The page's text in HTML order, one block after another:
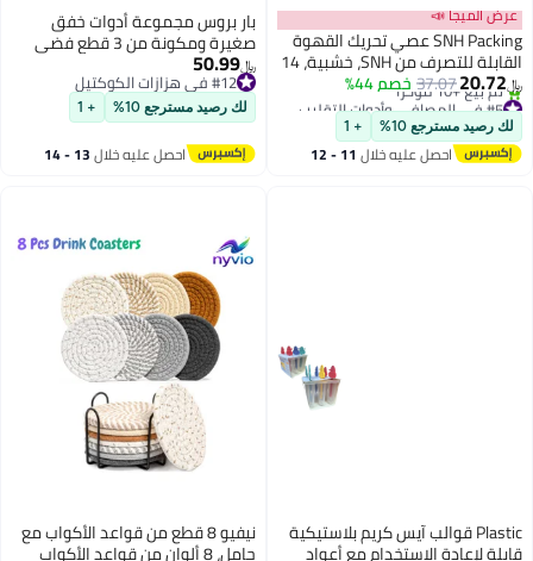
الميجا 📣
SNH Packing عصي تحريك القهوة
القابلة للتصرف من SNH، خشبية، 14
20.72
37.07خصم 44%
#5 في المصافي وأدوات التقليب
أقل سعر في 30 يوم
تم بيع +10 مؤخرًا
#5 في المصافي وأدوات التقليب
رصيد مسترجع 10% + 1
احصل عليه خلال 11 - 12
بار بروس مجموعة أدوات خفق
صغيرة ومكونة من 3 قطع فضي
50.99
#12 في هزازات الكوكتيل
#12 في هزازات الكوكتيل
لك رصيد مسترجع 10% + 1
احصل عليه خلال 13 - 14
Plastic قوالب آيس كريم بلاستيكية
لإعادة الاستخدام مع أعواد
نيفيو 8 قطع من قواعد الأكواب مع
حامل، 8 ألوان من قواعد الأكواب